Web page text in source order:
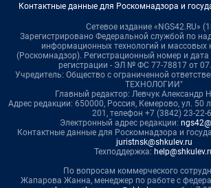
Контактные данные для Роскомнадзора и
Сетевое издание «NGS42.RU»
Зарегистрировано Федеральной службой по
информационных технологий и массовых
(Роскомнадзор). Регистрационный номер и
регистрации - ЭЛ № ФС 77-78817 от
Учредитель: Общество с ограниченной
ТЕХНОЛОГИИ"
Главный редактор: Левчук Александр
Адрес редакции: 650000, Россия, Кемерово, ул. 50
201, телефон +7 (3842) 23-22-
Электронный адрес редакции:
Контактные данные для Роскомнадзора и
juristnsk@shkulev.ru
Техподдержка:
По вопросам коммерческого
Жапарова Жанна, менеджер по работе с